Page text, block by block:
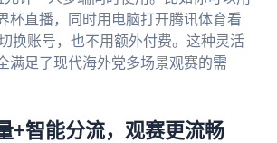
杯直播，同时用电脑打开腾讯体育看
换账号，也不用额外付费。这种灵活
满足了现代海外党多场景观赛的需
+智能分流，观赛更流畅